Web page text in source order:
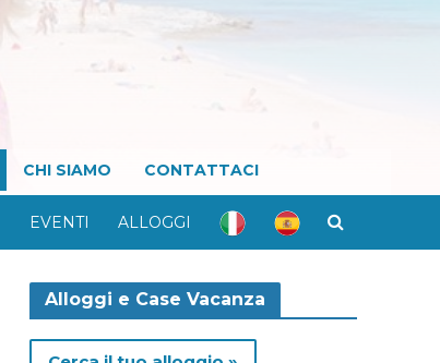
CHI SIAMO CONTATTACI
EVENTI ALLOGGI
Alloggi e Case Vacanza